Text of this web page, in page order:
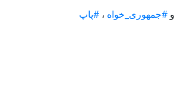
و #جمهوری_خواه ، #پاپ